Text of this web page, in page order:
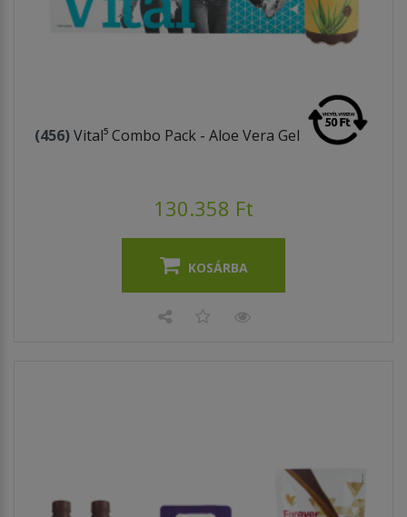
(456)Vital⁵ Combo Pack - Aloe Vera Gel
130.358 Ft
KOSÁRBA